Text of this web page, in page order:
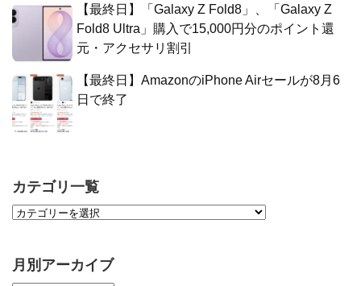
【最終日】「Galaxy Z Fold8」、「Galaxy Z
Fold8 Ultra」購入で15,000円分のポイント還
元・アクセサリ割引
【最終日】AmazonのiPhone Airセールが8月6
日で終了
カテゴリ一覧
月別アーカイブ